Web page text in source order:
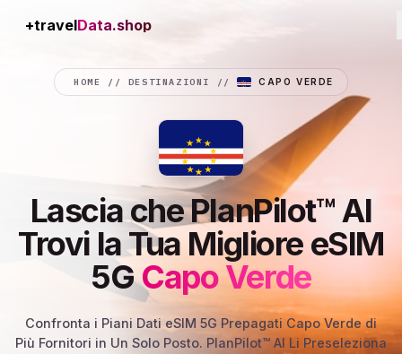
+travelConnection
HOME // DESTINAZIONI // CAPO VERDE
Lascia che PlanPilot™ AI
Trovi la Tua Migliore eSIM
5GCapo Verde
Confronta i Piani Dati eSIM 5G Prepagati Capo Verde di
Più Fornitori in Un Solo Posto. PlanPilot™ AI Li Preseleziona